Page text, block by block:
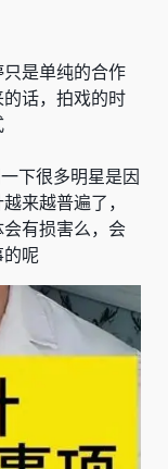
是单纯的合作
话，拍戏的时
下很多明星是因
来越普遍了，
有损害么，会
呢